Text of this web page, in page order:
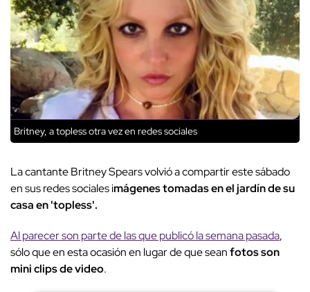
Britney, a topless otra vez en redes sociales
La cantante Britney Spears volvió a compartir este sábado
en sus redes sociales imágenes tomadas en el jardín de su
casa en 'topless'.
Al parecer son parte de las que publicó la semana pasada,
sólo que en esta ocasión en lugar de que seanfotos son
mini clips de video.